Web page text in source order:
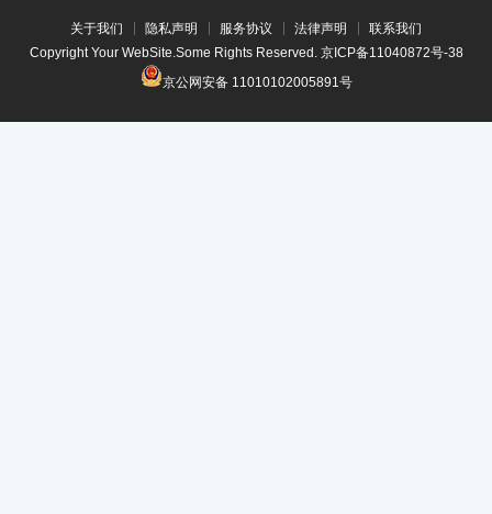
关于我们 隐私声明 服务协议 法律声明
联系我们
Copyright Your WebSite.Some Rights Reserved. 京ICP备11040872号-38
京公网安备 11010102005891号